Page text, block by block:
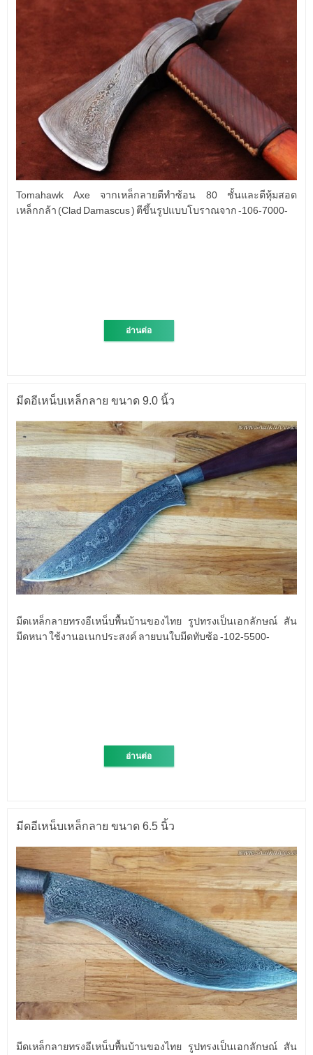
Tomahawk Axe จากเหล็กลายตีทำซ้อน 80 ชั้นและตีหุ้มสอด
เหล็กกล้า (Clad Damascus ) ตีขึ้นรูปแบบโบราณจาก -106-7000-
อ่านต่อ
มีดอีเหน็บเหล็กลาย ขนาด 9.0 นิ้ว
มีดเหล็กลายทรงอีเหน็บพื้นบ้านของไทย รูปทรงเป็นเอกลักษณ์ สัน
มีดหนา ใช้งานอเนกประสงค์ ลายบนใบมีดทับซ้อ -102-5500-
อ่านต่อ
มีดอีเหน็บเหล็กลาย ขนาด 6.5 นิ้ว
มีดเหล็กลายทรงอีเหน็บพื้นบ้านของไทย รูปทรงเป็นเอกลักษณ์ สัน